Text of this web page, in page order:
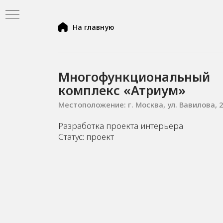
На главную
Многофункциональный
комплекс «Атриум»
Местоположение: г. Москва, ул. Вавилова,
Разработка проекта интерьера
Статус: проект